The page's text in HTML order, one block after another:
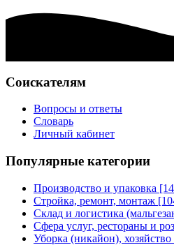
Соискателям
Вопросы и ответы
Словарь
Личный кабинет
Популярные категории
Производство и упаковка
Стройка, ремонт, монтаж
Склад и логистика
Сфера услуг, рестораны и
Уборка (никайон),